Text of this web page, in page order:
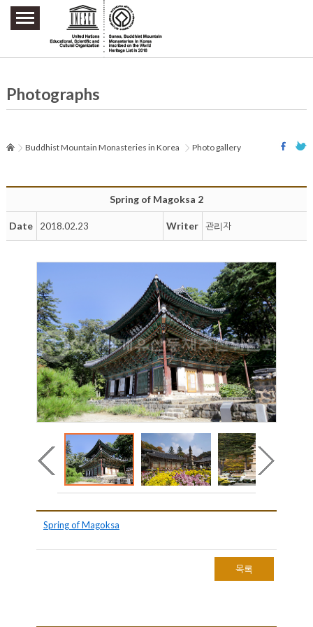
주요메뉴 바로가기
본문 바로가기
하단메뉴 바로가기
Photographs
Buddhist Mountain Monasteries in Korea Photo gallery
Spring of Magoksa 2
Date 2018.02.23 Writer 관리자
Spring of Magoksa
목록